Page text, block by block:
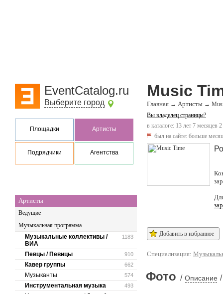
EventCatalog.ru
Выберите город
Площадки Артисты
Подрядчики Агентства
Артисты
Ведущие
Музыкальная программа
1183
Музыкальные коллективы /
ВИА
910
Певцы / Певицы
662
Кавер группы
574
Музыканты
493
Инструментальная музыка
Music
Главная → Артисты →
Вы владелец страницы?
в каталоге: 13 лет 7 месяцев
был на сайте: больше
Добавить в избранное
Специализация:
Фото / Описание /